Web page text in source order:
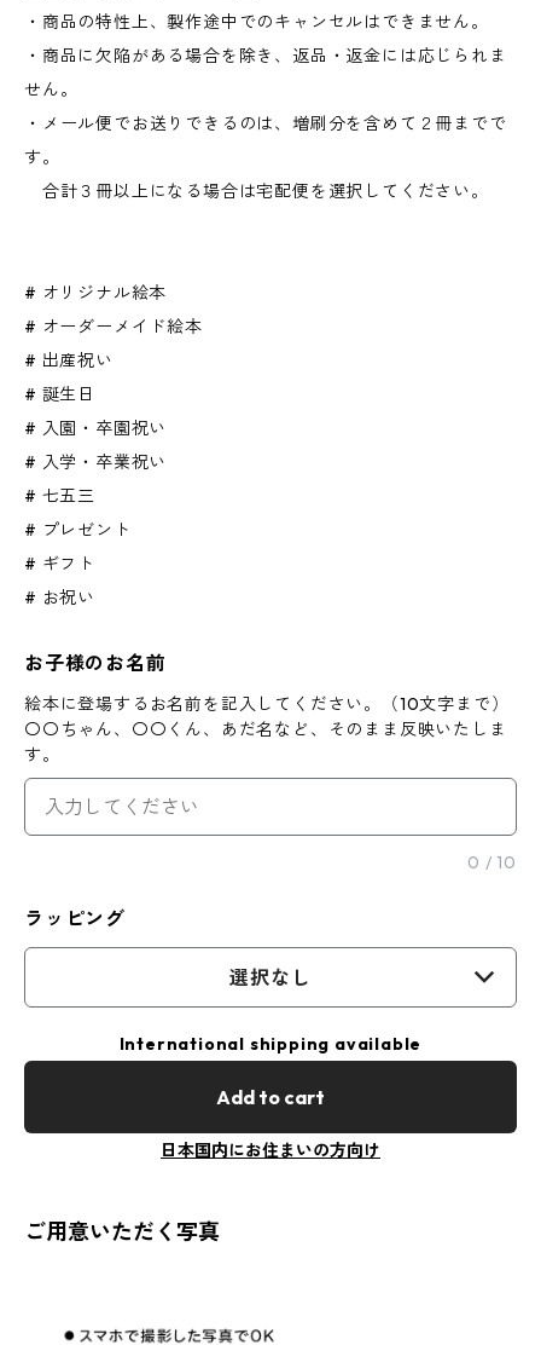
・商品の特性上、製作途中でのキャンセルはできません。
・商品に欠陥がある場合を除き、返品・返金には応じられま
せん。
・メール便でお送りできるのは、増刷分を含めて２冊までで
す。
合計３冊以上になる場合は宅配便を選択してください。
# オリジナル絵本
# オーダーメイド絵本
# 出産祝い
# 誕生日
# 入園・卒園祝い
# 入学・卒業祝い
# 七五三
# プレゼント
# ギフト
# お祝い
お子様のお名前
絵本に登場するお名前を記入してください。（10文字まで）
〇〇ちゃん、〇〇くん、あだ名など、そのまま反映いたしま
す。
0 / 10
ラッピング
選択なし
International shipping available
Add to cart
日本国内にお住まいの方向け
ご用意いただく写真